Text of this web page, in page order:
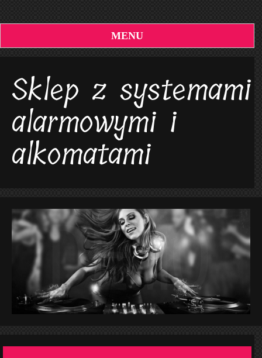
MENU
Sklep z systemami
alarmowymi i
alkomatami